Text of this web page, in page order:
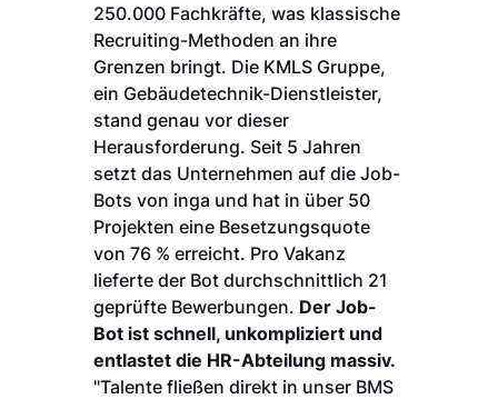
250.000 Fachkräfte, was klassische
Recruiting-Methoden an ihre
Grenzen bringt. Die KMLS Gruppe,
ein Gebäudetechnik-Dienstleister,
stand genau vor dieser
Herausforderung. Seit 5 Jahren
setzt das Unternehmen auf die Job-
Bots von inga und hat in über 50
Projekten eine Besetzungsquote
von 76 % erreicht. Pro Vakanz
lieferte der Bot durchschnittlich 21
geprüfte Bewerbungen. Der Job-
Bot ist schnell, unkompliziert und
entlastet die HR-Abteilung massiv.
"Talente fließen direkt in unser BMS